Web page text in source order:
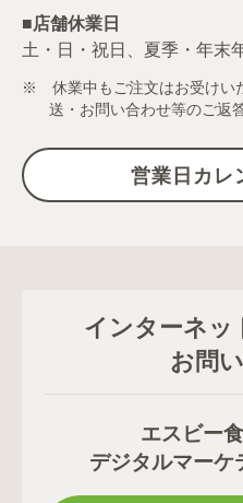
■店舗休業日
土・日・祝日、夏季・年末
※ 休業中もご注文はお受けい
送・お問い合わせ等のご返
営業日カレ
インターネッ
お問
エスビー
デジタルマーケ